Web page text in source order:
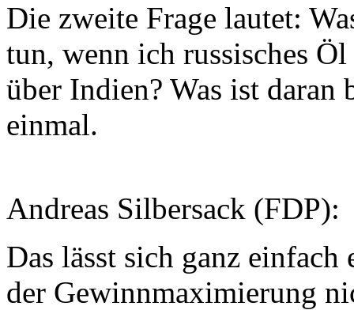
Die zweite Frage lautet:
tun, wenn ich russisches
über Indien? Was ist daran
einmal.
Andreas Silbersack (FDP):
Das lässt sich ganz
der Gewinnmaximierung